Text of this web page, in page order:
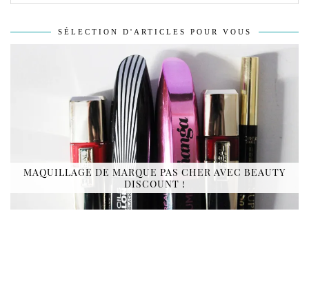
SÉLECTION D'ARTICLES POUR VOUS
MAQUILLAGE DE MARQUE PAS CHER AVEC BEAUTY
DISCOUNT !